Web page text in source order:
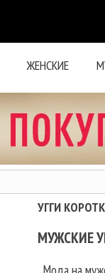
ЖЕНСКИЕ
УГГИ
МУЖСКИЕ